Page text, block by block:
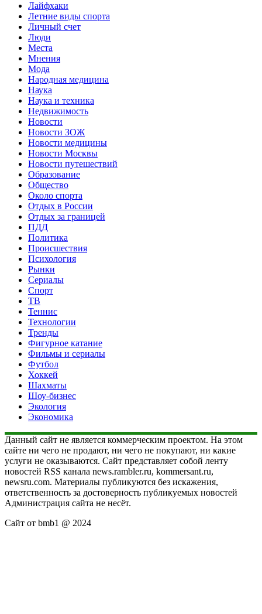
Лайфхаки
Летние виды спорта
Личный счет
Люди
Места
Мнения
Мода
Народная медицина
Наука
Наука и техника
Недвижимость
Новости
Новости ЗОЖ
Новости медицины
Новости Москвы
Новости путешествий
Образование
Общество
Около спорта
Отдых в России
Отдых за границей
ПДД
Политика
Происшествия
Психология
Рынки
Сериалы
Спорт
ТВ
Теннис
Технологии
Тренды
Фигурное катание
Фильмы и сериалы
Футбол
Хоккей
Шахматы
Шоу-бизнес
Экология
Экономика
Данный сайт не является коммерческим проектом. На этом
сайте ни чего не продают, ни чего не покупают, ни какие
услуги не оказываются. Сайт представляет собой ленту
новостей RSS канала news.rambler.ru, kommersant.ru,
newsru.com. Материалы публикуются без искажения,
ответственность за достоверность публикуемых новостей
Администрация сайта не несёт.
Сайт от bmb1 @ 2024